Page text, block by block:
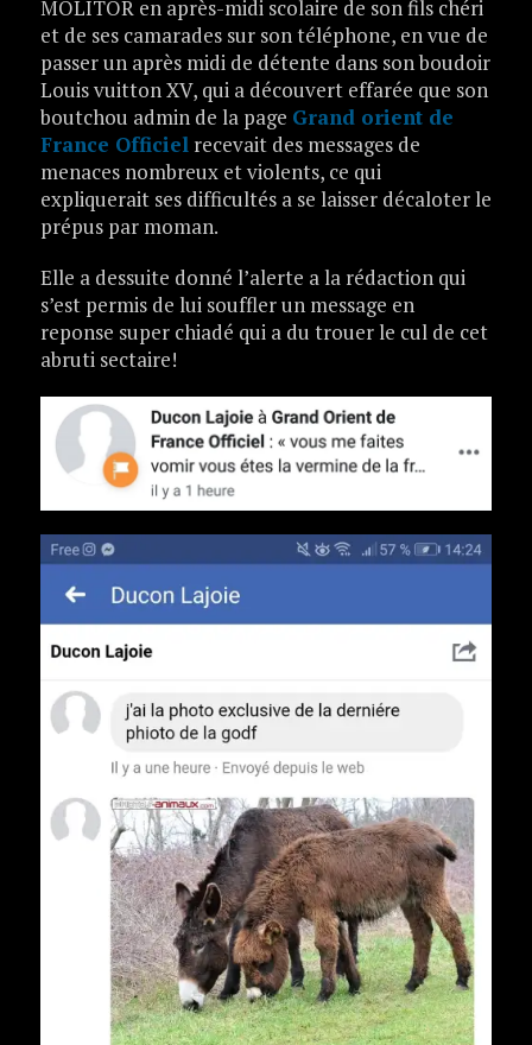
MOLITOR en après-midi scolaire de son fils chéri
et de ses camarades sur son téléphone, en vue de
passer un après midi de détente dans son boudoir
Louis vuitton XV, qui a découvert effarée que son
boutchou admin de la page Grand orient de
France Officielrecevait des messages de
menaces nombreux et violents, ce qui
expliquerait ses difficultés a se laisser décaloter le
prépus par moman.
Elle a dessuite donné l’alerte a la rédaction qui
s’est permis de lui souffler un message en
reponse super chiadé qui a du trouer le cul de cet
abruti sectaire!